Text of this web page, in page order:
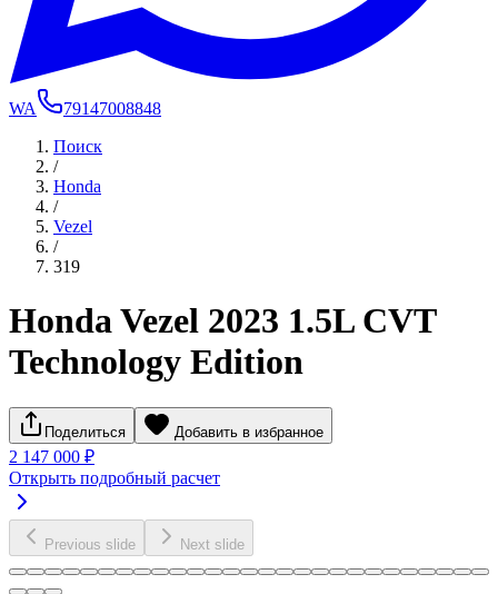
WA
79147008848
Поиск
/
Honda
/
Vezel
/
319
Honda Vezel 2023 1.5L CVT
Technology Edition
Поделиться Добавить в избранное
2 147 000 ₽
Открыть подробный расчет
Previous slide Next slide